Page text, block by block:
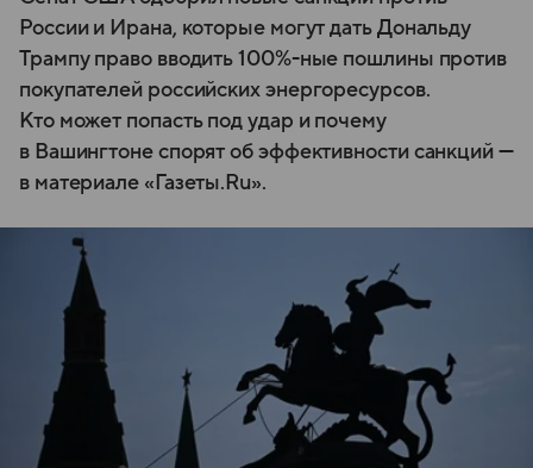
России и Ирана, которые могут дать Дональду
Трампу право вводить 100%-ные пошлины против
покупателей российских энергоресурсов.
Кто может попасть под удар и почему
в Вашингтоне спорят об эффективности санкций —
в материале «Газеты.Ru».